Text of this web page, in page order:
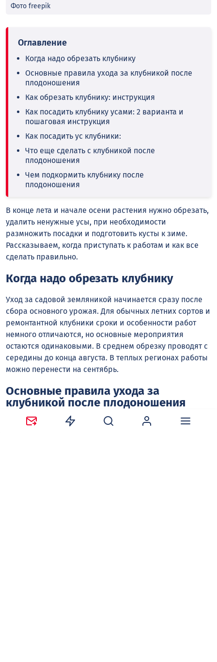
Фото freepik
Когда надо обрезать клубнику
Основные правила ухода за клубникой после
плодоношения
Как обрезать клубнику: инструкция
Как посадить клубнику усами: 2 варианта и
пошаговая инструкция
Как посадить ус клубники:
Что еще сделать с клубникой после
плодоношения
Чем подкормить клубнику после
плодоношения
В конце лета и начале осени растения нужно обрезать,
удалить ненужные усы, при необходимости
размножить посадки и подготовить кусты к зиме.
Рассказываем, когда приступать к работам и как все
сделать правильно.
Когда надо обрезать клубнику
Уход за садовой земляникой начинается сразу после
сбора основного урожая. Для обычных летних сортов и
ремонтантной клубники сроки и особенности работ
немного отличаются, но основные мероприятия
остаются одинаковыми. В среднем обрезку проводят с
середины до конца августа. В теплых регионах работы
можно перенести на сентябрь.
Основные правила ухода за
клубникой после плодоношения
Сначала нужно осмотреть кусты и удалить больные,